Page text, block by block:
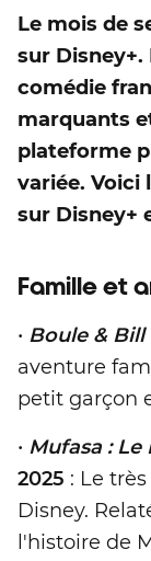
Le mois de
sur Disney+.
comédie
marquants
plateforme
variée. Voici
sur Disney+
Famille et
• Boule & Bill
aventure
petit garçon
• Mufasa : Le
2025 : Le
Disney.
l'histoire de